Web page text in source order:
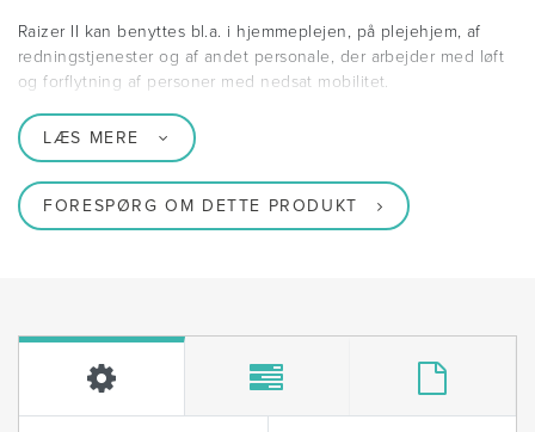
Raizer II kan benyttes bl.a. i hjemmeplejen, på plejehjem, af
redningstjenester og af andet personale, der arbejder med løft
og forflytning af personer med nedsat mobilitet.
LÆS MERE
FORESPØRG OM DETTE PRODUKT